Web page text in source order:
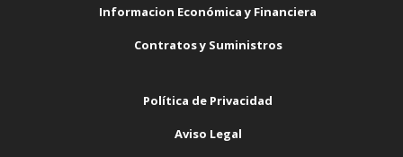
Informacion Económica y Financiera
Contratos y Suministros
Política de Privacidad
Aviso Legal